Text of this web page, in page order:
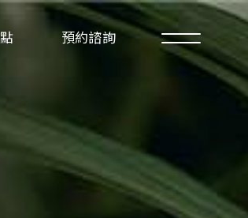
預約諮詢